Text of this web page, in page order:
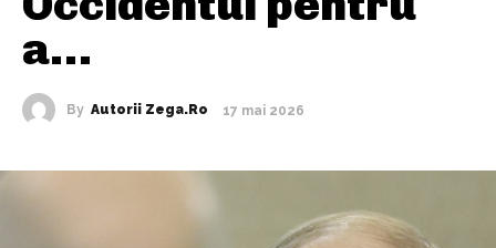
a…
By Autorii Zega.ro 17 mai 2026